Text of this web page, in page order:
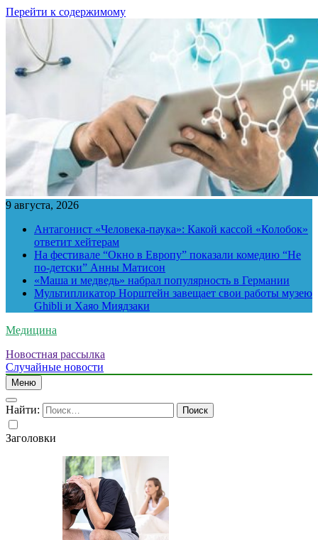
Перейти к содержимому
9 августа, 2026
Антагонист «Человека-паука»: Какой кассой «Колобок»
ответит хейтерам
На фестивале “Окно в Европу” показали комедию “Не
по-детски” Анны Матисон
«Маша и медведь» набрал популярность в Германии
Мультипликатор Норштейн завещает свои работы музею
Ghibli и Хаяо Миядзаки
Медицина
Новостная рассылка
Случайные новости
Меню
Найти:
Заголовки